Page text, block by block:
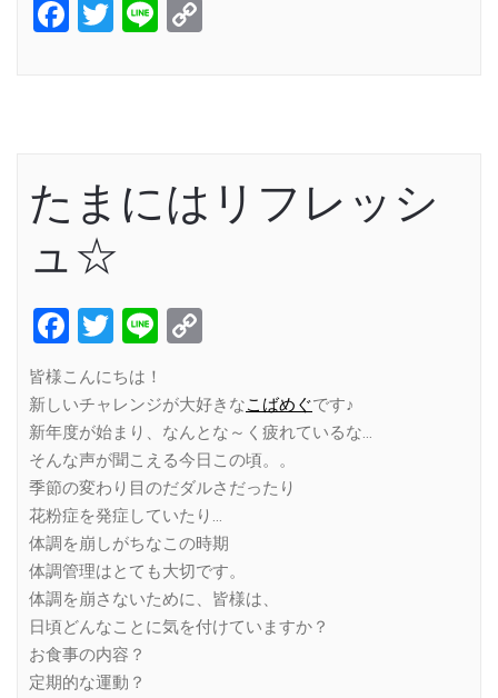
Facebook
Twitter
Line
たまにはリフレッシ
ュ☆
Facebook
Twitter
Line
皆様こんにちは！
新しいチャレンジが大好きなこばめぐです♪
新年度が始まり、なんとな～く疲れているな…
そんな声が聞こえる今日この頃。。
季節の変わり目のだダルさだったり
花粉症を発症していたり…
体調を崩しがちなこの時期
体調管理はとても大切です。
体調を崩さないために、皆様は、
日頃どんなことに気を付けていますか？
お食事の内容？
定期的な運動？